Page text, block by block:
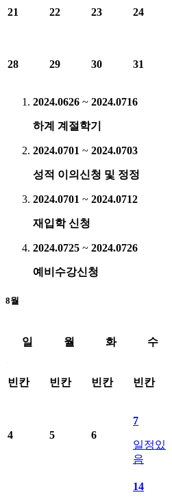
21 22 23 24
28 29 30 31
2024.0626 ~ 2024.0716
하계 계절학기
2024.0701 ~ 2024.0703
성적 이의신청 및 정정
2024.0701 ~ 2024.0712
재입학 신청
2024.0725 ~ 2024.0726
예비수강신청
8월
일 월 화 수
빈칸 빈칸 빈칸 빈칸
4 5 6
7
일정있
음
14